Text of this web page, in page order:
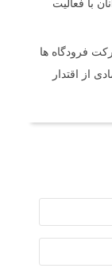
با فعالیت
فرودگاه ها
از اقتدار